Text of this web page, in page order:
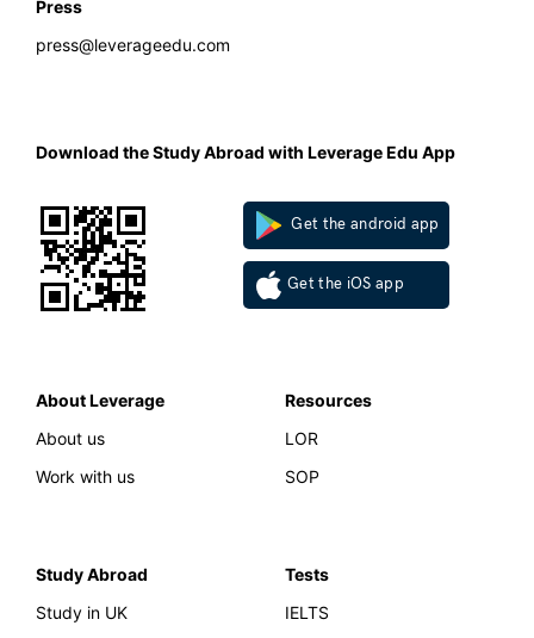
Press
press@leverageedu.com
Download the Study Abroad with Leverage Edu App
Get the android app
Get the iOS app
About Leverage
About us
Work with us
Resources
LOR
SOP
Study Abroad
Study in UK
Tests
IELTS